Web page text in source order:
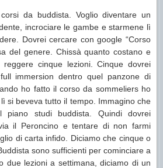
da buddista. Voglio diventare un
incrociare le gambe e starmene lì
Dovrei cercare con google “Corso
del genere. Chissà quanto costano e
cinque lezioni. Cinque dovrei
immersion dentro quel panzone di
ho fatto il corso da sommeliers ho
si beveva tutto il tempo. Immagino che
piano studi buddista. Quindi dovrei
il Peroncino e tentare di non farmi
di carta infido. Diciamo che cinque o
sono sufficienti per cominciare a
due lezioni a settimana, diciamo di un